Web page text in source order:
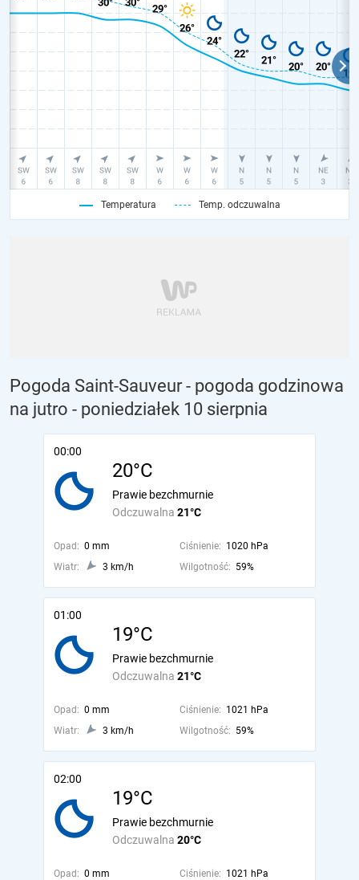
Temperatura Temp. odczuwalna
Pogoda Saint-Sauveur - pogoda godzinowa
na jutro - poniedziałek 10 sierpnia
00:00
20°C
Odczuwalna 21°C
Prawie bezchmurnie
Opad: 0 mm Ciśnienie: 1020 hPa
Wiatr:
3 km/h Wilgotność: 59%
01:00
19°C
Odczuwalna 21°C
Prawie bezchmurnie
Opad: 0 mm Ciśnienie: 1021 hPa
Wiatr:
3 km/h Wilgotność: 59%
02:00
19°C
Odczuwalna 20°C
Prawie bezchmurnie
Opad: 0 mm Ciśnienie: 1021 hPa